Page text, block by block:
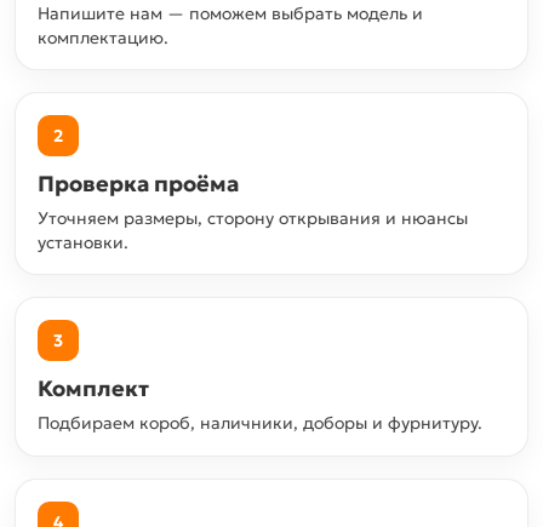
Напишите нам — поможем выбрать модель и
комплектацию.
2
Проверка проёма
Уточняем размеры, сторону открывания и нюансы
установки.
3
Комплект
Подбираем короб, наличники, доборы и фурнитуру.
4